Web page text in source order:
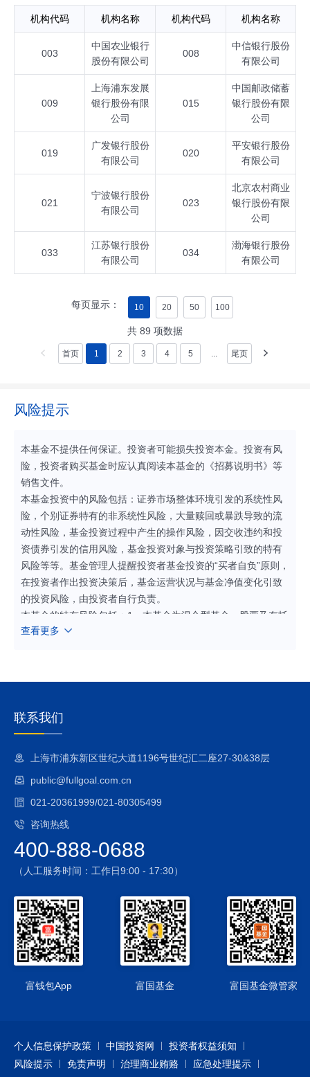
机构代码 机构名称 机构代码 机构名称
003
中国农业银行
股份有限公司
008
中信银行股份
有限公司
009
上海浦东发展
银行股份有限
公司
015
中国邮政储蓄
银行股份有限
公司
019
广发银行股份
有限公司
020
平安银行股份
有限公司
021
宁波银行股份
有限公司
023
北京农村商业
银行股份有限
公司
033
江苏银行股份
有限公司
034
渤海银行股份
有限公司
每页显示： 10 20 50 100
共 89 项数据
首页 1 2 3 4 5 ... 尾页
风险提示
本基金不提供任何保证。投资者可能损失投资本金。投资有风
险，投资者购买基金时应认真阅读本基金的《招募说明书》等
销售文件。
本基金投资中的风险包括：证券市场整体环境引发的系统性风
险，个别证券特有的非系统性风险，大量赎回或暴跌导致的流
动性风险，基金投资过程中产生的操作风险，因交收违约和投
资债券引发的信用风险，基金投资对象与投资策略引致的特有
风险等等。基金管理人提醒投资者基金投资的“买者自负”原则，
在投资者作出投资决策后，基金运营状况与基金净值变化引致
的投资风险，由投资者自行负责。
本基金的特有风险包括：1、本基金为混合型基金，股票及存托
凭证投资占基金资产的比例为60%-95%（其中，本基金投资于
基金净值表现因此可能受到影响。本基金管理人将发挥专业研
配置，以控制特定风险。
2、股指期货投资风险
大风险、强制平仓风险等。
3、国债期货投资风险
本基金投资范围包括国债期货，国债期货的投资可能面临市场
4、股票期权投资风险
本基金投资股票期权，股票期权投资可能面临市场风险、基差
风险、流动性风险、保证金风险和信用风险等
本基金可投资资产支持证券，资产支持证券在国内市场尚处发
展初期，具有低流动性、高收益的特征，并存在一定的投资风
险。
6、本基金可以投资于港股通标的股票，投资风险包括：
1）本基金将通过“港股通”投资于香港市场，在市场进入、投资
额度、可投资对象、税务政策等方面都有一定的限制，而且此
2）香港市场交易规则有别于内地A股市场规则，此外，在港股
通下参与香港股票投资还将面临包括但不限于如下特殊风险：
查看更多
联系我们
上海市浦东新区世纪大道1196号世纪汇二座27-30&38层
public@fullgoal.com.cn
021-20361999/021-80305499
咨询热线
400-888-0688
（人工服务时间：工作日9:00 - 17:30）
富钱包App 富国基金 富国基金微管家
个人信息保护政策 中国投资网
投资者权益须知
风险提示
免责声明 治理商业贿赂
应急处理提示